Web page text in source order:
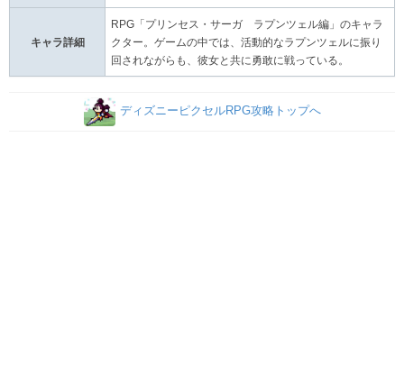
キャラ詳細
RPG「プリンセス・サーガ ラプンツェル編」のキャラ
クター。ゲームの中では、活動的なラプンツェルに振り
回されながらも、彼女と共に勇敢に戦っている。
ディズニーピクセルRPG攻略トップへ